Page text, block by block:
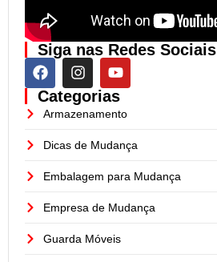
Siga nas Redes Sociais
Categorias
Armazenamento
Dicas de Mudança
Embalagem para Mudança
Empresa de Mudança
Guarda Móveis